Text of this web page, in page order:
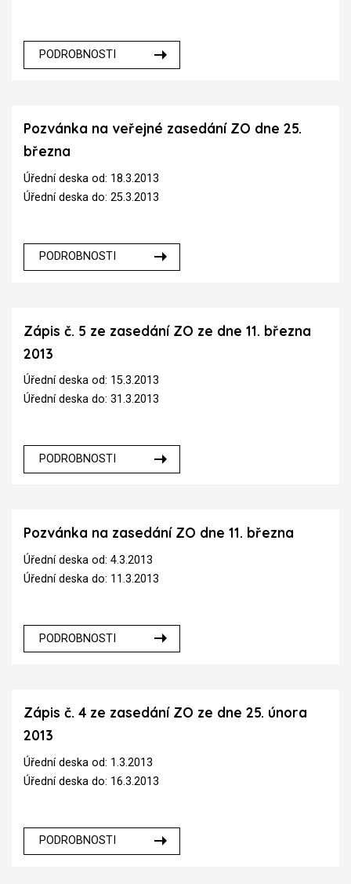
PODROBNOSTI
Pozvánka na veřejné zasedání ZO dne 25.
března
Úřední deska od: 18.3.2013
Úřední deska do: 25.3.2013
PODROBNOSTI
Zápis č. 5 ze zasedání ZO ze dne 11. března
2013
Úřední deska od: 15.3.2013
Úřední deska do: 31.3.2013
PODROBNOSTI
Pozvánka na zasedání ZO dne 11. března
Úřední deska od: 4.3.2013
Úřední deska do: 11.3.2013
PODROBNOSTI
Zápis č. 4 ze zasedání ZO ze dne 25. února
2013
Úřední deska od: 1.3.2013
Úřední deska do: 16.3.2013
PODROBNOSTI